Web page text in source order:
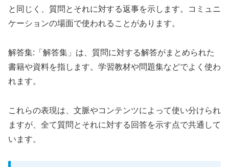
と同じく、質問とそれに対する返事を示します。コミュニ
ケーションの場面で使われることがあります。
解答集:「解答集」は、質問に対する解答がまとめられた
書籍や資料を指します。学習教材や問題集などでよく使わ
れます。
これらの表現は、文脈やコンテンツによって使い分けられ
ますが、全て質問とそれに対する回答を示す点で共通して
います。